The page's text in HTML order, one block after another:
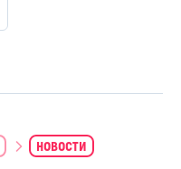
новости